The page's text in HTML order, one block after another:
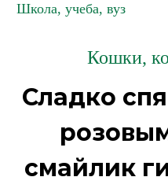
Школа, учеба, вуз
Кошки,
Сладко
смайлик